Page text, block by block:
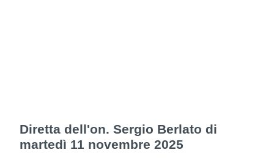
Diretta dell'on. Sergio Berlato di
martedì 11 novembre 2025